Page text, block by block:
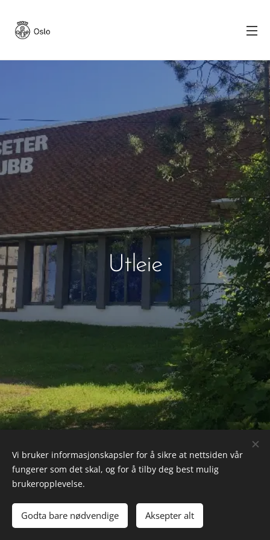
Utleie
Besøksadresse: Langbølgen 2 A, 1150 Oslo
Informasjonskapsler
Vi bruker informasjonskapsler for å sikre at nettsiden vår
fungerer som det skal, og for å tilby deg best mulig
brukeropplevelse.
Godta bare nødvendige Aksepter alt